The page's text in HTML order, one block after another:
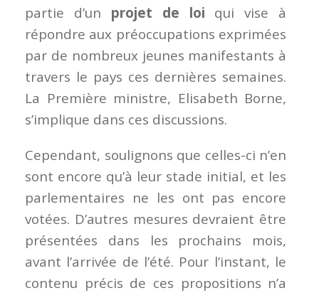
partie d’un projet de loi qui vise à
répondre aux préoccupations exprimées
par de nombreux jeunes manifestants à
travers le pays ces dernières semaines.
La Première ministre, Elisabeth Borne,
s’implique dans ces discussions.
Cependant, soulignons que celles-ci n’en
sont encore qu’à leur stade initial, et les
parlementaires ne les ont pas encore
votées. D’autres mesures devraient être
présentées dans les prochains mois,
avant l’arrivée de l’été. Pour l’instant, le
contenu précis de ces propositions n’a